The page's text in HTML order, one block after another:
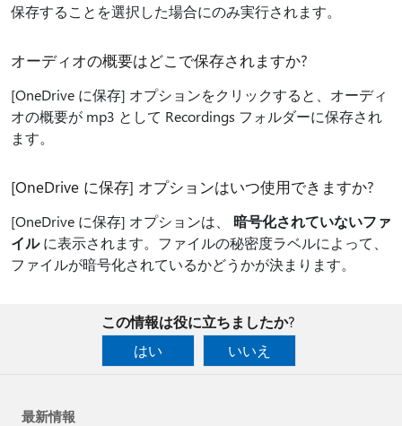
保存することを選択した場合にのみ実行されます。
オーディオの概要はどこで保存されますか?
[OneDrive に保存] オプションをクリックすると、オーディ
オの概要が mp3 として Recordings フォルダーに保存され
ます。
[OneDrive に保存] オプションはいつ使用できますか?
[OneDrive に保存] オプションは、 暗号化されていないファ
イルに表示されます。ファイルの秘密度ラベルによって、
ファイルが暗号化されているかどうかが決まります。
この情報は役に立ちましたか?
はい
いいえ
最新情報